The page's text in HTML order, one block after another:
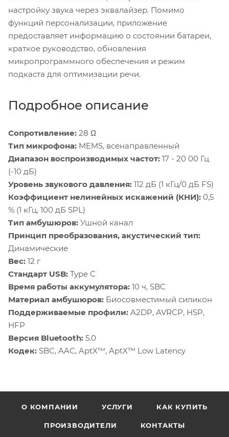
настройку звука через эквалайзер. Помимо
функций персонализации, приложение
предоставляет информацию о состоянии батареи,
краткое руководство, обновления
микропрограммного обеспечения и режим
подкаста для оптимизации речи.
Подробное описание
Сопротивление: 28 Ω
Тип микрофона: MEMS, всенаправленный
Диапазон воспроизводимых частот: 17 - 20 00 Гц
(-10 дБ)
Уровень звукового давления: 112 дБ (1 кГц/0 дБ FS)
Коэффициент нелинейных искажений (КНИ): 0,5
% (1 кГц, 100 дБ SPL)
Тип амбушюров: Ушной канал
Принцип преобразования, акустический тип:
Динамические
Вес: 12 г
Стандарт USB: Type C
Время работы аккумулятора: 10 ч, SBC
Материал амбушюров: Биосовместимый силикон
Поддерживаемые профили: A2DP, AVRCP, HSP,
HFP
Версия Bluetooth: 5.0
Кодек: SBC, AAC, AptX™, AptX™ Low Latency
О КОМПАНИИ УСЛУГИ КАК КУПИТЬ
ПРОИЗВОДИТЕЛИ КОНТАКТЫ